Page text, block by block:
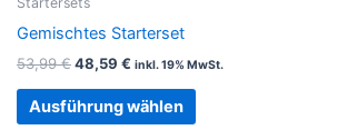
Gemischtes Starterset
53,99€48,59 € inkl. 19% MwSt.
Ausführung wählen
können
auf
der